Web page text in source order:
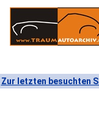
Zur letzten besuchten